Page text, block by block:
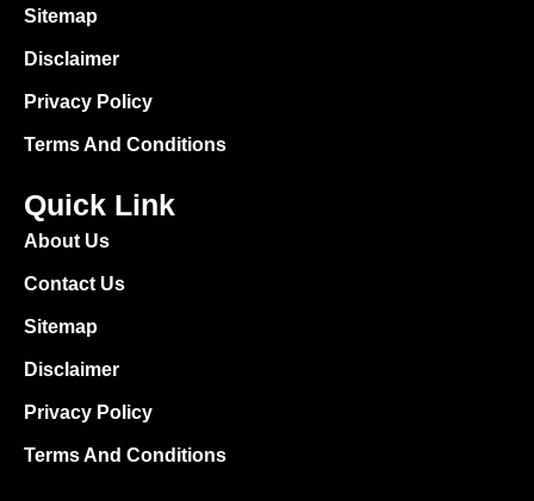
Sitemap
Disclaimer
Privacy Policy
Terms And Conditions
Quick Link
About Us
Contact Us
Sitemap
Disclaimer
Privacy Policy
Terms And Conditions